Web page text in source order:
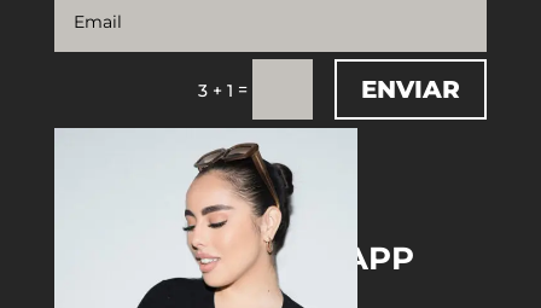
3 + 1 = ENVIAR
DOWNLOAD THE APP